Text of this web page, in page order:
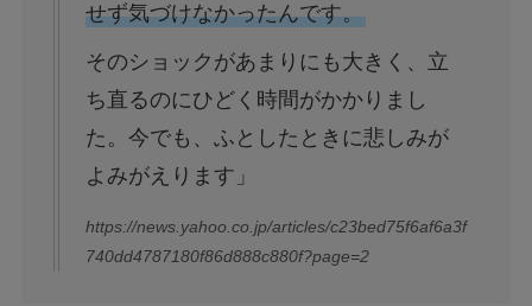
せず気づけなかったんです。
そのショックがあまりにも大きく、立
ち直るのにひどく時間がかかりまし
た。今でも、ふとしたときに悲しみが
よみがえります」
https://news.yahoo.co.jp/articles/c23bed75f6af6a3f
740dd4787180f86d888c880f?page=2